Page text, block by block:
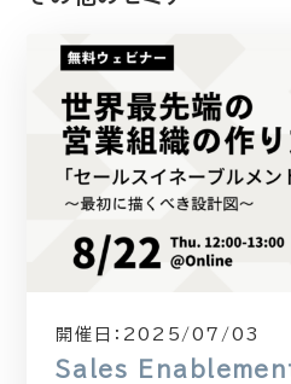
開催日： 2025/07/03
Sales